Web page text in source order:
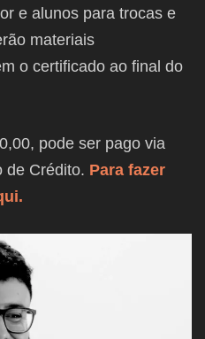
e alunos para trocas e
materiais
o certificado ao final do
pode ser pago via
de Crédito. Para fazer